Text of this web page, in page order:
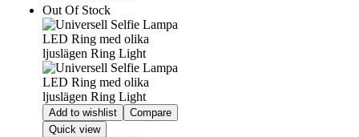
Out Of Stock
Add to wishlist
Compare
Quick view